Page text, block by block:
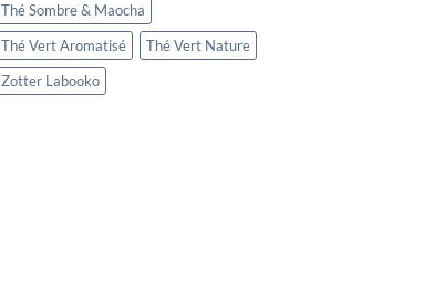
Thé Sombre & Maocha
Thé Vert Aromatisé
Thé Vert Nature
Zotter Labooko